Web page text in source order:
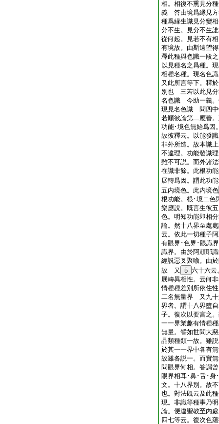
相。相復不熏見分
義 答由境爲縁見方
種爲縁生識見分變
分不生。見分不生
從何起。見若不有
有境故。由斯遠望
釋此種與色識一段
以見種名之爲種。
相種名種。現名色
又此所言等下。釋
別也 三若以此見分
名色識 今助一義。
現見名色識 問四
若順彼論第二應善
功能･境色無始爲因
故彼釋云。以能發
非外所造。故本識
不違理。功能發識
雖不可説。而外諸
在識非餘。此根功
展轉爲因。謂此功
五内境色。此内境色
根功能。根･境二色
樂應説。既言生彼
色。明知功能即相
論。然十八界至處
云。依此一切種子
有眼界･色界･眼識
識界。由於阿頼耶
經説惡叉聚喩。由
故 又
5 六十六云
展轉異相性。云何
情種種差別所依住
二名無量界 又九十
界者。謂十八界墮
子。復次以要言之
一一界業趣有情種
無量。譬如世間大
品類種類一故。雖
於其一一界中各有
故雖各説一。而實
問眼界何相。答謂
眼界相耳･鼻･舌･
文。十八界別。故
也。對法既云及此
現。非識等種事乃
論。便違聖教至内
四七等云。復次色